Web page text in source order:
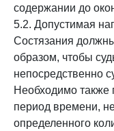
содержании до
5.2. Допустимая
Состязания
образом, чтобы
непосредственно
Необходимо также
период времени,
определенного